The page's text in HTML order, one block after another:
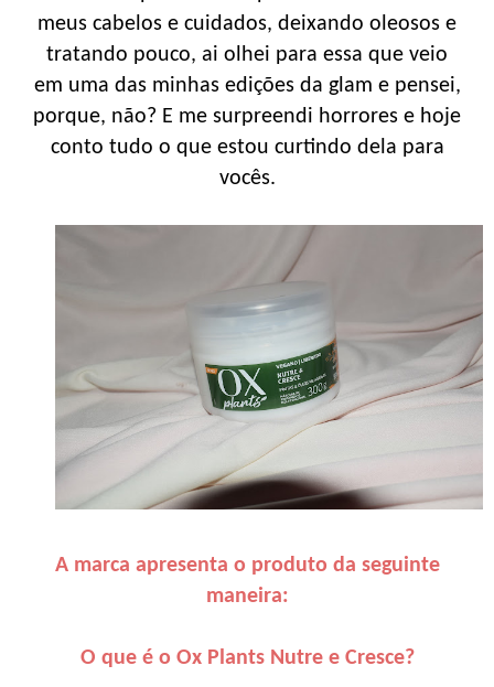
meus cabelos e cuidados, deixando oleosos e
tratando pouco, ai olhei para essa que veio
em uma das minhas edições da glam e pensei,
porque, não? E me surpreendi horrores e hoje
conto tudo o que estou curtindo dela para
vocês.
A marca apresenta o produto da seguinte
maneira:
O que é o Ox Plants Nutre e Cresce?